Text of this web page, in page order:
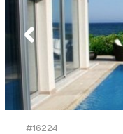
#16224